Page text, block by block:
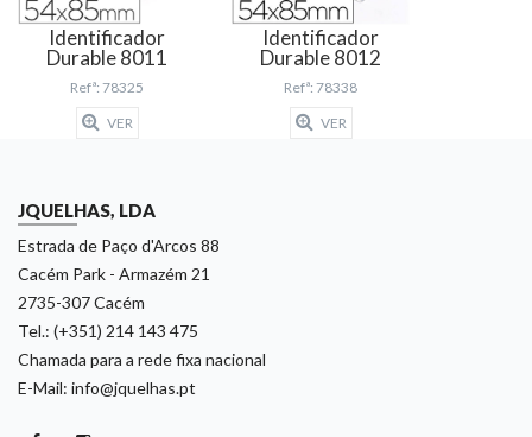
Identificador
Durable 8011
Refª: 78325
VER
Identificador
Durable 8012
Refª: 78338
VER
JQUELHAS, LDA
Estrada de Paço d'Arcos 88
Cacém Park - Armazém 21
2735-307 Cacém
Tel.: (+351) 214 143 475
Chamada para a rede fixa nacional
E-Mail: info@jquelhas.pt